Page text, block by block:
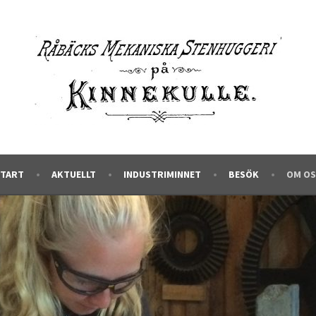
AKTUELLT INDUSTRIMINNET BESÖK OM